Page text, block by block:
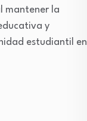
mantener la
y
estudiantil en